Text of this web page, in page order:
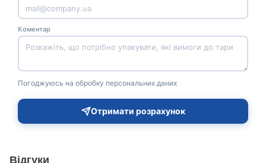
Коментар
Погоджуюсь на обробку персональних даних
Отримати розрахунок
Відгуки